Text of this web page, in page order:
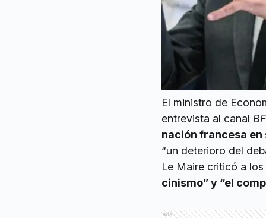
El ministro de
entrevista al canal
nación francesa en
“un deterioro del
Le Maire criticó a
cinismo” y “el
Ads